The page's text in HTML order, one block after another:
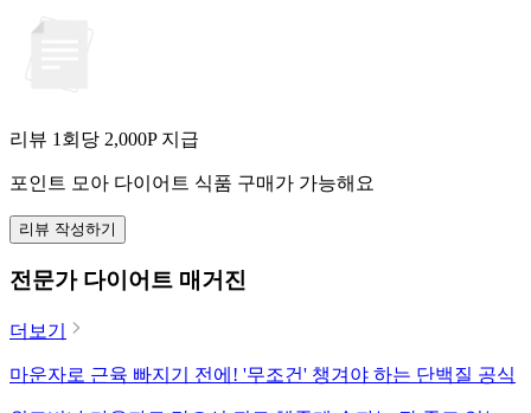
리뷰 1회당 2,000P 지급
포인트 모아 다이어트 식품 구매가 가능해요
리뷰 작성하기
전문가 다이어트 매거진
더보기
마운자로 근육 빠지기 전에! '무조건' 챙겨야 하는 단백질 공식